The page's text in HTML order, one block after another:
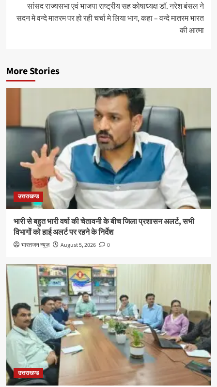
सांसद राज्यसभा एवं भाजपा राष्ट्रीय सह कोषाध्यक्ष डॉ. नरेश बंसल ने
सदन मे वन्दे मातरम पर हो रही चर्चा मे लिया भाग, कहा – वन्दे मातरम भारत
की आत्मा
More Stories
उत्तराखण्ड
भारी से बहुत भारी वर्षा की चेतावनी के बीच जिला प्रशासन अलर्ट, सभी
विभागों को हाई अलर्ट पर रहने के निर्देश
भारतजन न्यूज़ August 5, 2026 0
उत्तराखण्ड